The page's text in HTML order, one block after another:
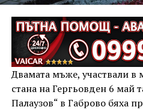
Двамата мъже, участвали в
стана на Гергьовден 6 май
Палаузов“ в Габрово бяха